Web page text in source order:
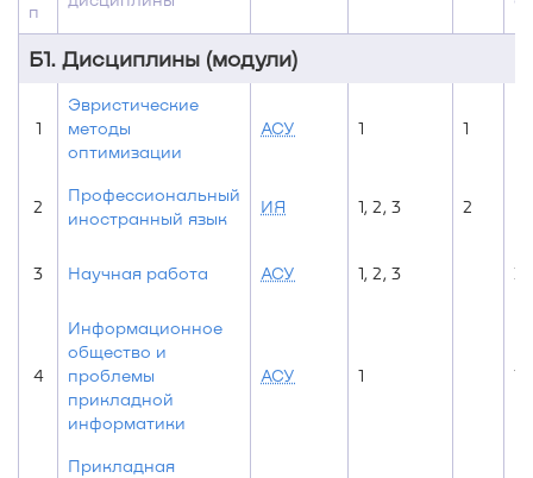
п
Б1. Дисциплины (модули)
1
Эвристические
методы
оптимизации
АСУ 1 1
2
Профессиональный
иностранный язык
ИЯ 1, 2, 3 2
3 Научная работа АСУ 1, 2, 3 3
4
Информационное
общество и
проблемы
прикладной
информатики
АСУ 1 1
Прикладная